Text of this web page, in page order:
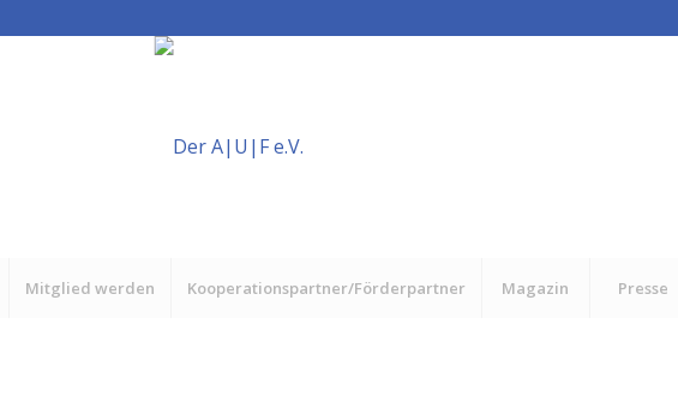
Mitglied werden Kooperationspartner/Förderpartner Magazin Presse